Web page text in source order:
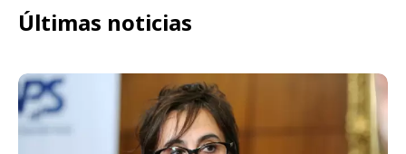
Últimas noticias